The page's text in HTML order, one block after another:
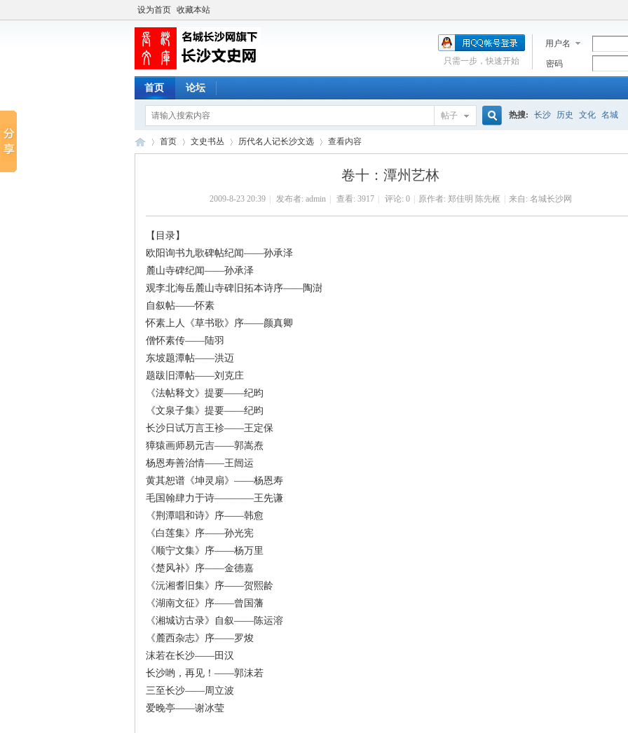
设为首页 收藏本站
用户名
密码
只需一步，快速开始
首页 论坛
帖子
索
热搜: 长沙 历史 文化 名城
首页 文史书丛
›
历代名人记长沙文选
›
查看内容
卷十：潭州艺林
2009-8-23 20:39 发布者: admin 查看: 3917 评论: 0 原作者: 郑佳明 陈先枢 来自: 名城长沙网
【目录】
欧阳询书九歌碑帖纪闻——孙承泽
麓山寺碑纪闻——孙承泽
观李北海岳麓山寺碑旧拓本诗序——陶澍
自叙帖——怀素
怀素上人《草书歌》序——颜真卿
僧怀素传——陆羽
东坡题潭帖——洪迈
题跋旧潭帖——刘克庄
《法帖释文》提要——纪昀
《文泉子集》提要——纪昀
长沙日试万言王袗——王定保
獐猿画师易元吉——郭嵩焘
杨恩寿善治情——王闿运
黄其恕谱《坤灵扇》——杨恩寿
毛国翰肆力于诗————王先谦
《荆潭唱和诗》序——韩愈
《白莲集》序——孙光宪
《顺宁文集》序——杨万里
《楚风补》序——金德嘉
《沅湘耆旧集》序——贺熙龄
《湖南文征》序——曾国藩
《湘城访古录》自叙——陈运溶
《麓西杂志》序——罗焌
沫若在长沙——田汉
长沙哟，再见！——郭沫若
三至长沙——周立波
爱晚亭——谢冰莹